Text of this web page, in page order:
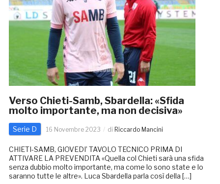
Verso Chieti-Samb, Sbardella: «Sfida
molto importante, ma non decisiva»
Serie D 16 Novembre 2023 di Riccardo Mancini
CHIETI-SAMB, GIOVEDI’ TAVOLO TECNICO PRIMA DI
ATTIVARE LA PREVENDITA «Quella col Chieti sarà una sfida
senza dubbio molto importante, ma come lo sono state e lo
saranno tutte le altre». Luca Sbardella parla così della […]